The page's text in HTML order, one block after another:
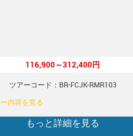
116,900～312,400円
ツアーコード：BR-FCJK-RMR103
内容を見る
もっと詳細を見る